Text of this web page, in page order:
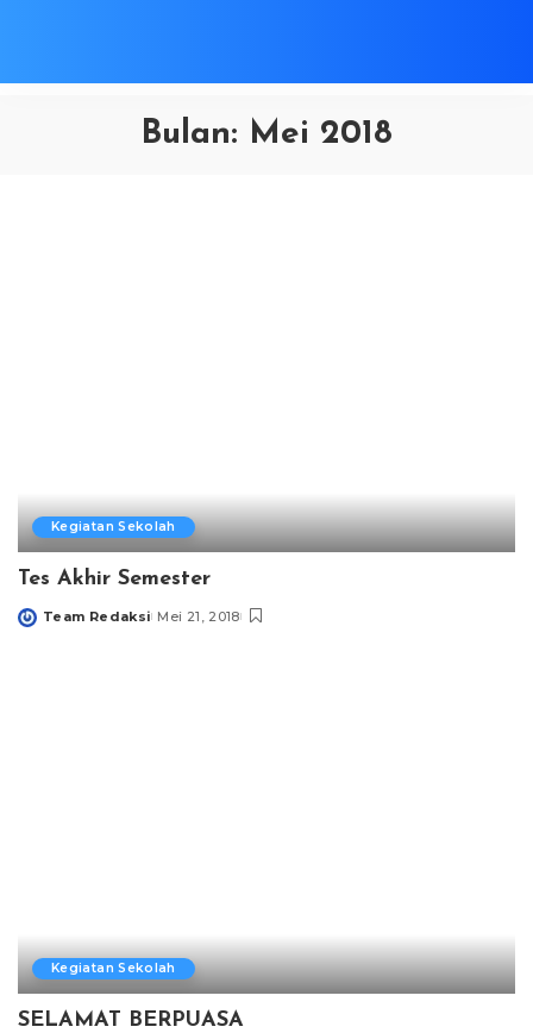
Bulan: Mei 2018
Kegiatan Sekolah
Tes Akhir Semester
Posted
Team Redaksi Mei 21, 2018
Kegiatan Sekolah
SELAMAT BERPUASA